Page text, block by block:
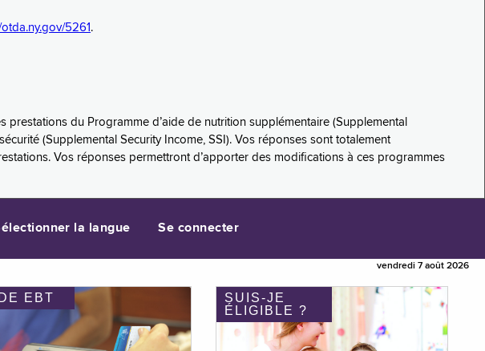
otda.ny.gov/5261.
du Programme d’aide de nutrition supplémentaire (Supplemental
(Supplemental Security Income, SSI). Vos réponses sont totalement
Vos réponses permettront d’apporter des modifications à ces programmes
la langue Se connecter
vendredi 7 août 2026
EBT
SUIS-JE
ÉLIGIBLE ?